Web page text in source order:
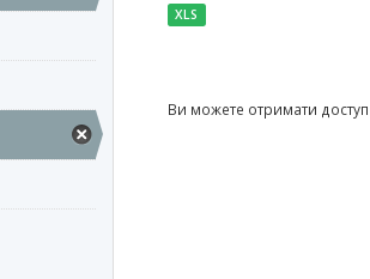
XLS
Ви можете отримати